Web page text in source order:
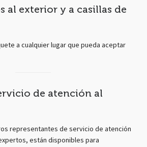
al exterior y a casillas de
a cualquier lugar que pueda aceptar
de atención al
representantes de servicio de atención
están disponibles para